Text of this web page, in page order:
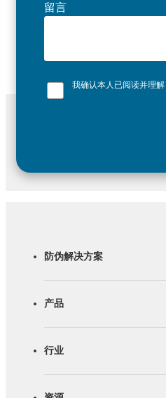
留言
我确认本人已阅读并理解
防伪解决方案
产品
行业